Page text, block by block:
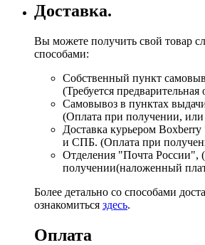
Доставка.
Вы можете получить свой товар
способами:
Собственный пункт
(Требуется предварительная
Самовывоз в пунктах
(Оплата при получении, или
Доставка курьером
и СПБ. (Оплата при
Отделения "Почта России",
получении(наложенный
Более детально со способами
ознакомиться здесь.
Оплата